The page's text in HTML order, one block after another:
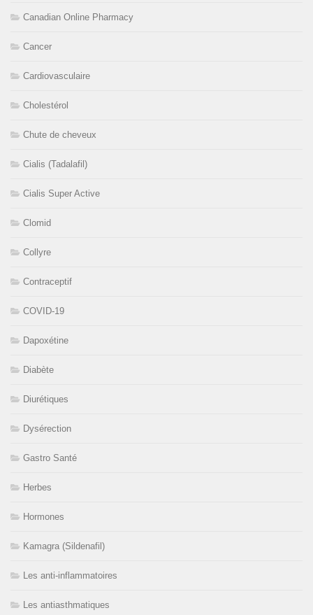
Canadian Online Pharmacy
Cancer
Cardiovasculaire
Cholestérol
Chute de cheveux
Cialis (Tadalafil)
Cialis Super Active
Clomid
Collyre
Contraceptif
COVID-19
Dapoxétine
Diabète
Diurétiques
Dysérection
Gastro Santé
Herbes
Hormones
Kamagra (Sildenafil)
Les anti-inflammatoires
Les antiasthmatiques